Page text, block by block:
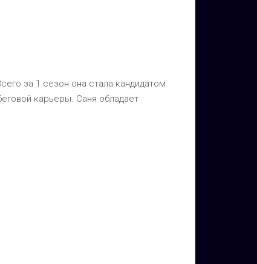
за 1 сезон она стала кандидатом
карьеры. Саня обладает